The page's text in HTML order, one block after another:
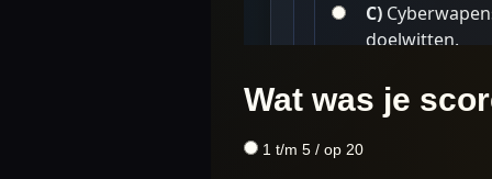
Wat was je
1 t/m 5 / op 20